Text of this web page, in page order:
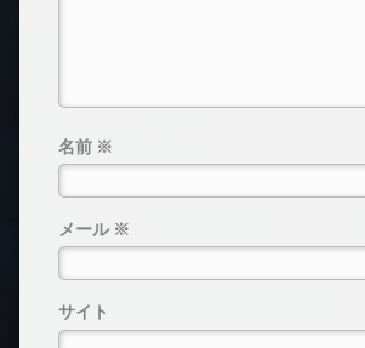
名前 ※
メール ※
サイト